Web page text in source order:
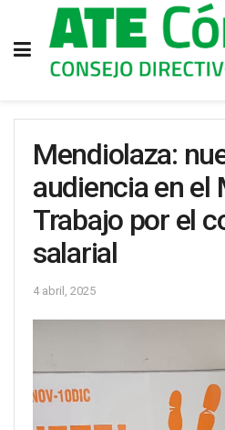
Mendiolaza:
audiencia en el
Trabajo por el
salarial
4 abril, 2025